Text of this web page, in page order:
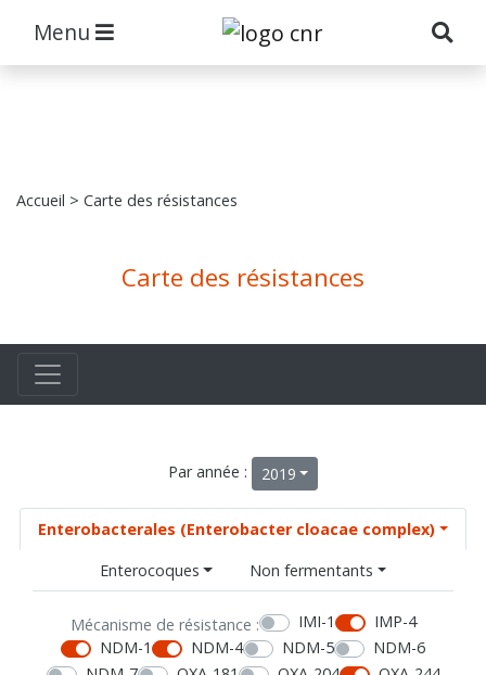
Menu
Accueil > Carte des résistances
Carte des résistances
Par année : 2019
Enterobacterales (Enterobacter cloacae complex)
Enterocoques
Non fermentants
Mécanisme de résistance : IMI-1
IMP-4
NDM-1
NDM-4 NDM-5
NDM-6